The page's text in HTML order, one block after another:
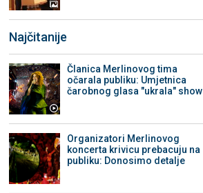
Najčitanije
Članica Merlinovog tima
očarala publiku: Umjetnica
čarobnog glasa "ukrala" show
Organizatori Merlinovog
koncerta krivicu prebacuju na
publiku: Donosimo detalje